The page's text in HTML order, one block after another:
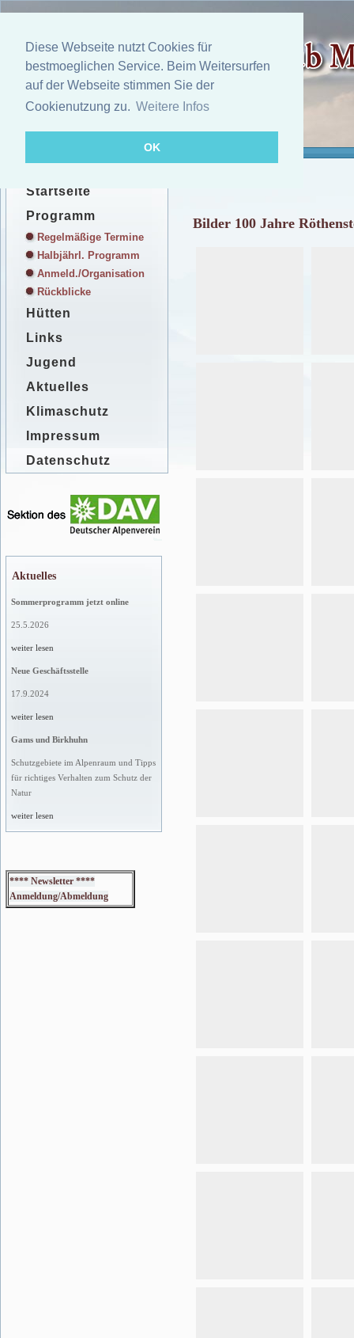
Diese Webseite nutzt Cookies für
bestmoeglichen Service. Beim Weitersurfen
auf der Webseite stimmen Sie der
Cookienutzung zu. Weitere Infos
OK
Startseite
Programm
Regelmäßige Termine
Halbjährl. Programm
Anmeld./Organisation
Rückblicke
Hütten
Links
Jugend
Aktuelles
Klimaschutz
Impressum
Datenschutz
Aktuelles
Sommerprogramm jetzt online
25.5.2026
weiter lesen
Neue Geschäftsstelle
17.9.2024
weiter lesen
Gams und Birkhuhn
Schutzgebiete im Alpenraum und Tipps
für richtiges Verhalten zum Schutz der
Natur
weiter lesen
**** Newsletter ****
Anmeldung/Abmeldung
Bilder 100 Jahre